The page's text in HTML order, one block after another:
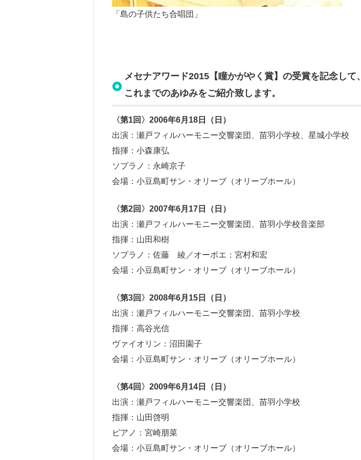
「島の子供たち合唱団」
メセナアワード2015【瞳かがやく賞】の受賞を記念して、
これまでのあゆみをご紹介致します。
〈第1回〉2006年6月18日（日）
出演：瀬戸フィルハーモニー交響楽団、苗羽小学校、星城小学校
指揮：小森康弘
ソプラノ：永崎京子
会場：小豆島町サン・オリーブ（オリーブホール）
〈第2回〉2007年6月17日（日）
出演：瀬戸フィルハーモニー交響楽団、苗羽小学校音楽部
指揮：山田和樹
ソプラノ：佐藤 綾／オーボエ：宮村和宏
会場：小豆島町サン・オリーブ（オリーブホール）
〈第3回〉2008年6月15日（日）
出演：瀬戸フィルハーモニー交響楽団、苗羽小学校
指揮：高谷光信
ヴァイオリン：沼田園子
会場：小豆島町サン・オリーブ（オリーブホール）
〈第4回〉2009年6月14日（日）
出演：瀬戸フィルハーモニー交響楽団、苗羽小学校
指揮：山田啓明
ピアノ：宮崎朋菜
会場：小豆島町サン・オリーブ（オリーブホール）